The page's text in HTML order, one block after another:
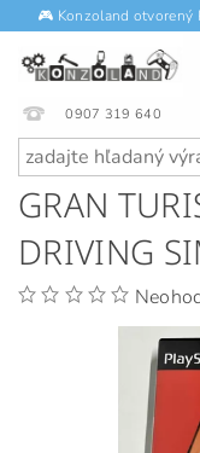
🎮 Konzoland otvorený
0907 319 640
GRAN
DRIVING